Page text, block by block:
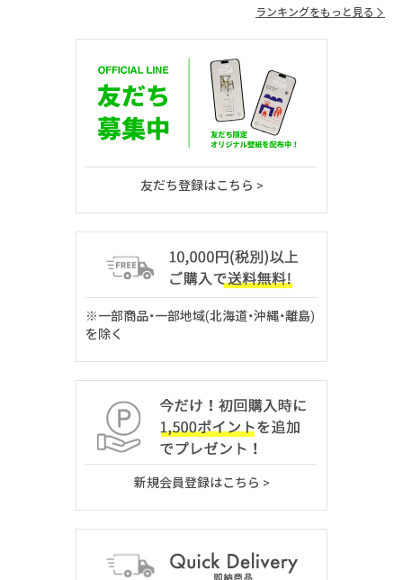
ランキングをもっと見る
友だち登録はこちら >
※一部商品・一部地域(北海道・沖縄・離島)
を除く
新規会員登録はこちら >